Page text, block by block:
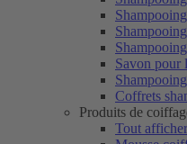
Savon pour
Coffrets
Produits de
Tout afficher